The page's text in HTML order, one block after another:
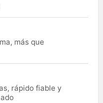
más que
rápido fiable y